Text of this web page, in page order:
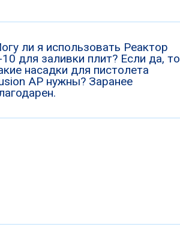
ли я использовать Реактор
10 для заливки плит? Если да, то
насадки для пистолета
AP нужны? Заранее